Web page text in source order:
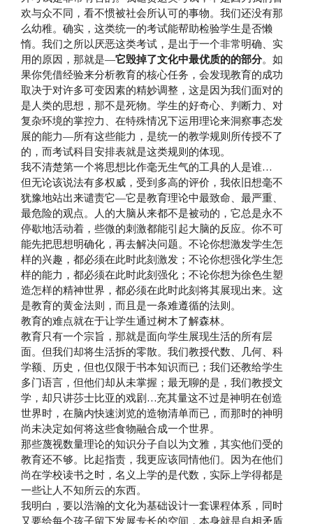
欢与众不同，看不惯被社会所认可的事物。我们还没有那
么幼稚。确实，这类统一的考试能帮助检验学生是否懒
惰。我们之所以厌恶这类考试，是出于一个非常明确、实
用的原因，那就是—它毁掉了文化中最优质的的部分。如
果你凭借经验来分析教育的核心任务，会发现教育的成功
取决于对许多可变因素的精妙调整，这是因为我们面对的
是人类的思想，那不是死物。学生的好奇心、判断力、对
复杂环境的掌控力、在特殊情况下运用理论来洞察事态发
展的能力—所有这些能力，是统一的教学规则所传授不了
的，而考试科目安排表就是这类规则的体现。
我不清楚第一个将思想比作毫无生气的工具的人是谁…
但无论该说法有多权威，受到多高的评价，我依旧想毫不
犹豫地站出来谴责它—它是教育理论中最致命、最严重、
最危险的观点。人的大脑从来都不是被动的，它总是永不
停歇地活动着，些微的刺激都能引起大脑的反应。你不可
能先把思想明确化，再去解决问题。不论你想激发学生怎
样的兴趣，都必须在此时此刻激发；不论你想强化学生怎
样的能力，都必须在此时此刻强化；不论你想为徐色生塑
造怎样的精神世界，都必须在此时此刻将其展现出来。这
是教育的黄金法则，而且是一条难遵循的法则。
教育的难点就在于让学生通过树木了解森林。
教育只有一个宗旨，那就是面向学生展现生活的所有层
面。但我们却将生活拆的零散。我们教授代数、几何、科
学额、历史，但也仅限于书本知识而已；我们还教给学生
多门语言，但他们却从未掌握；最无聊的是，我们教授文
学，却只讲莎士比亚的戏剧…充其量这不过是神明在创造
世界时，在脑内快速浏览的造物清单而已，而那时的神明
尚未决定如何将这些食物融合成一个世界。
那些蔑视数量理论的知识分子自以为文雅，其实他们受的
教育还不够。比起指责，我更应该同情他们。因为在他们
尚在学校读书之时，名义上学的是代数，实际上学得都是
一些让人不知所云的东西。
我明白，要以浩瀚的文化为基础设计一套课程体系，同时
又要给每个孩子留下发展专长的空间，本身就是自相矛盾